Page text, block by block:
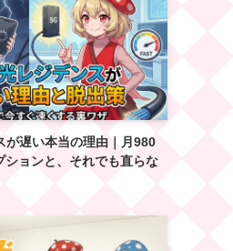
が遅い本当の理由｜月980
ションと、それでも直らな